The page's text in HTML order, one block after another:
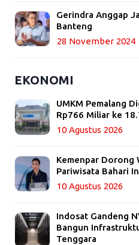
Gerindra Anggap
Banteng
28 November 2024
EKONOMI
UMKM Pemalang
Rp766 Miliar ke
10 Agustus 2026
Kemenpar Dorong
Pariwisata Bahari
10 Agustus 2026
Indosat Gandeng
Bangun
Tenggara